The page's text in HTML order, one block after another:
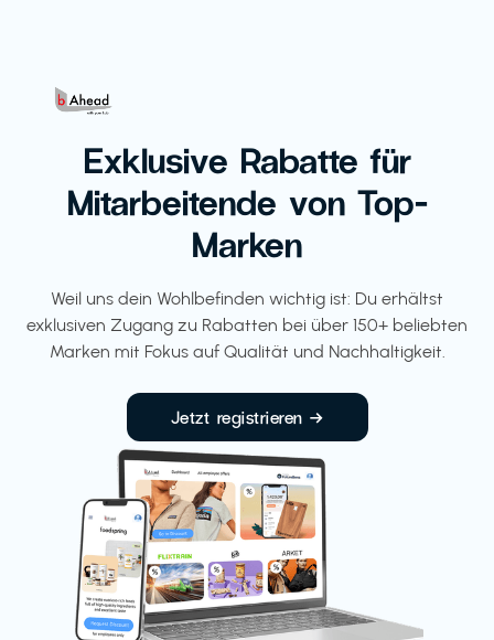
Exklusive Rabatte für
Mitarbeitende von Top-
Marken
Weil uns dein Wohlbefinden wichtig ist: Du erhältst
exklusiven Zugang zu Rabatten bei über 150+ beliebten
Marken mit Fokus auf Qualität und Nachhaltigkeit.
Jetzt registrieren →